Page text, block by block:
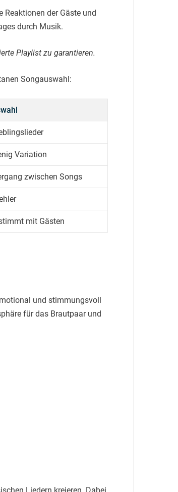
der Gäste und
durch Musik.
Playlist zu garantieren.
Songauswahl:
Variation
zwischen Songs
mit Gästen
und stimmungsvoll
für das Brautpaar und